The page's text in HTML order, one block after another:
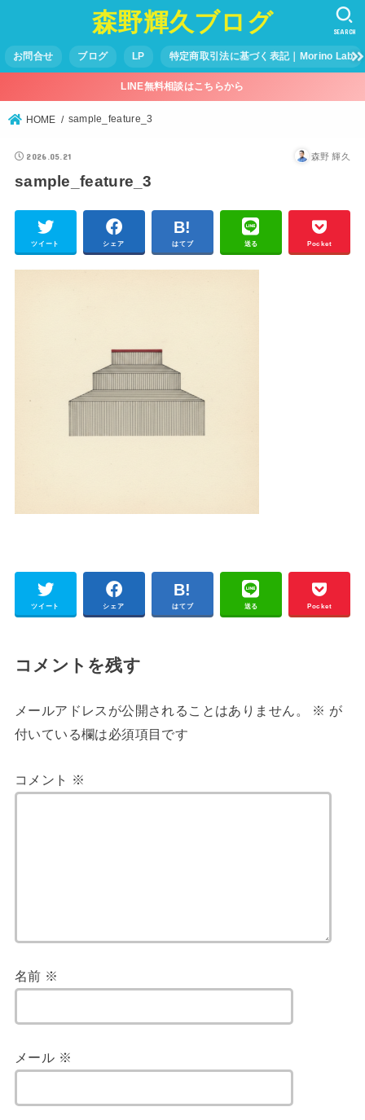
森野輝久ブログ
お問合せ ブログ LP 特定商取引法に基づく表記｜Morino Lab
SEARCH
LINE無料相談はこちらから
HOME sample_feature_3
2026.05.21 森野 輝久
sample_feature_3
ツイート シェア はてブ 送る Pocket
ツイート シェア はてブ 送る Pocket
コメントを残す
メールアドレスが公開されることはありません。 ※ が
付いている欄は必須項目です
コメント ※
名前 ※
メール ※